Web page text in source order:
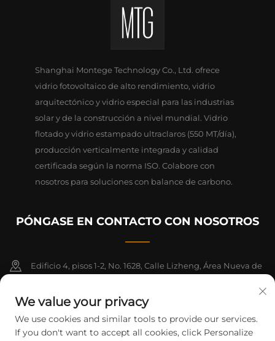
Shanghai Montege Technology Co., Ltd. ofrece
vidrio fotovoltaico de alto rendimiento, vidrio
arquitectónico y vidrio especial para las industrias
solar y de la construcción a nivel mundial. Vidrio
flotado y vidrio estampado ultraclaros (550 MT/día),
producción verticalmente integrada y calidad
certificada según la norma ISO. Colabore con
nosotros para soluciones con balance de carbono.
PÓNGASE EN CONTACTO CON NOSOTROS
Edificio 4, pisos 1-2, No. 1628, Calle Lizheng, Área Nueva de
+86-15124919712
[email protected]
We value your privacy
We use cookies and similar tools to provide our services.
If you don't want to accept all cookies, click Personalize